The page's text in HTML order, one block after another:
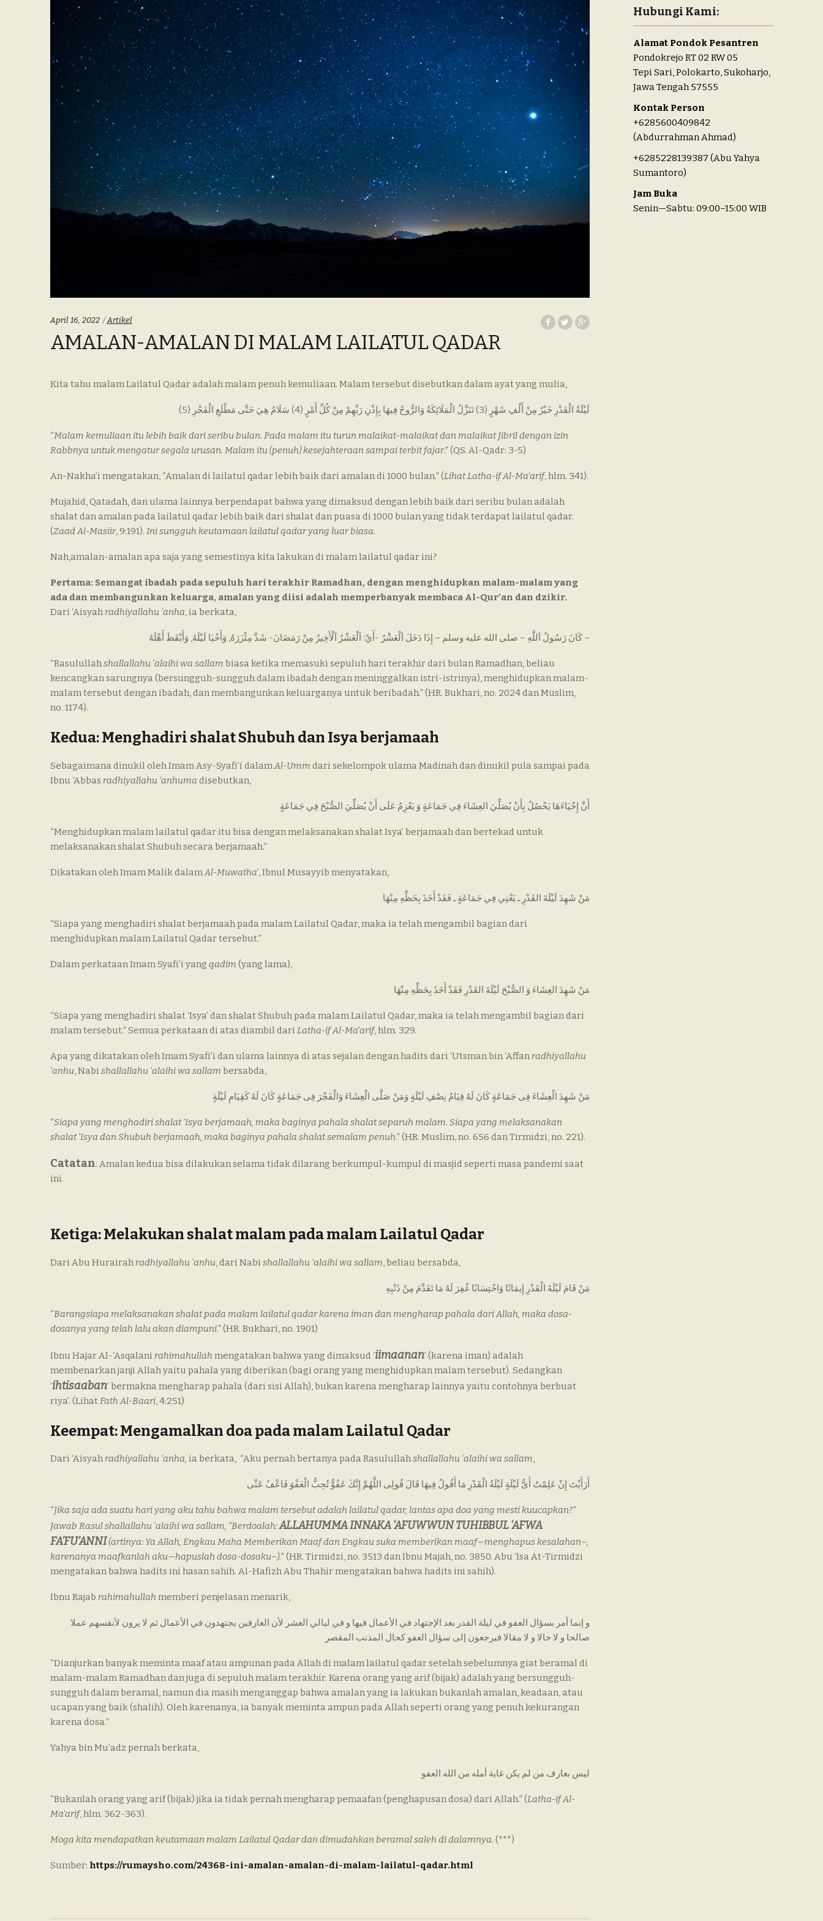
April 16, 2022 Categories:
Artikel
AMALAN-AMALAN DI MALAM LAILATUL QADAR
Kita tahu malam Lailatul Qadar adalah malam penuh kemuliaan. Malam tersebut disebutkan dalam ayat yang mulia,
لَيْلَةُ الْقَدْرِ خَيْرٌ مِنْ أَلْفِ شَهْرٍ (3) تَنَزَّلُ الْمَلَائِكَةُ وَالرُّوحُ فِيهَا بِإِذْنِ رَبِّهِمْ مِنْ كُلِّ أَمْرٍ (4) سَلَامٌ هِيَ حَتَّى مَطْلَعِ الْفَجْرِ (5)
“Malam kemuliaan itu lebih baik dari seribu bulan. Pada malam itu turun malaikat-malaikat dan malaikat Jibril dengan izin
Rabbnya untuk mengatur segala urusan. Malam itu (penuh) kesejahteraan sampai terbit fajar.” (QS. Al-Qadr: 3-5)
An-Nakha’i mengatakan, “Amalan di lailatul qadar lebih baik dari amalan di 1000 bulan.” (Lihat Latha-if Al-Ma’arif, hlm. 341).
Mujahid, Qatadah, dan ulama lainnya berpendapat bahwa yang dimaksud dengan lebih baik dari seribu bulan adalah
shalat dan amalan pada lailatul qadar lebih baik dari shalat dan puasa di 1000 bulan yang tidak terdapat lailatul qadar.
(Zaad Al-Masiir, 9:191). Ini sungguh keutamaan lailatul qadar yang luar biasa.
Nah,amalan-amalan apa saja yang semestinya kita lakukan di malam lailatul qadar ini?
Pertama: Semangat ibadah pada sepuluh hari terakhir Ramadhan, dengan menghidupkan malam-malam yang
ada dan membangunkan keluarga, amalan yang diisi adalah memperbanyak membaca Al-Qur’an dan dzikir.
Dari ‘Aisyah radhiyallahu ‘anha, ia berkata,
كَانَ رَسُولُ اَللَّهِ – صلى الله عليه وسلم – إِذَا دَخَلَ اَلْعَشْرُ -أَيْ: اَلْعَشْرُ اَلْأَخِيرُ مِنْ رَمَضَانَ- شَدَّ مِئْزَرَهُ, وَأَحْيَا لَيْلَهُ, وَأَيْقَظَ أَهْلَهُ –
“Rasulullahshallallahu ‘alaihi wa sallam biasa ketika memasuki sepuluh hari terakhir dari bulan Ramadhan, beliau
kencangkan sarungnya (bersungguh-sungguh dalam ibadah dengan meninggalkan istri-istrinya), menghidupkan malam-
malam tersebut dengan ibadah, dan membangunkan keluarganya untuk beribadah.” (HR. Bukhari, no. 2024 dan Muslim,
no. 1174).
Kedua: Menghadiri shalat Shubuh dan Isya berjamaah
Sebagaimana dinukil oleh Imam Asy-Syafi’i dalamAl-Umm dari sekelompok ulama Madinah dan dinukil pula sampai pada
Ibnu ‘Abbas radhiyallahu ‘anhuma disebutkan,
أَنَّ إِحْيَاءَهَا يَحْصُلُ بِأَنْ يُصَلِّيَ العِشَاءَ فِي جَمَاعَةٍ وَ يَعْزِمُ عَلَى أَنْ يُصَلِّيَ الصُّبْحَ فِي جَمَاعَةٍ
“Menghidupkan malam lailatul qadar itu bisa dengan melaksanakan shalat Isya’ berjamaah dan bertekad untuk
melaksanakan shalat Shubuh secara berjamaah.”
Dikatakan oleh Imam Malik dalamAl-Muwatha’, Ibnul Musayyib menyatakan,
مَنْ شَهِدَ لَيْلَةَ القَدْرِ ـ يَعْنِي فِي جَمَاعَةٍ ـ فَقَدْ أَخَذَ بِحَظِّهِ مِنْهَا
“Siapa yang menghadiri shalat berjamaah pada malam Lailatul Qadar, maka ia telah mengambil bagian dari
menghidupkan malam Lailatul Qadar tersebut.”
Dalam perkataan Imam Syafi’i yang qadim (yang lama),
مَنْ شَهِدَ العِشَاءَ وَ الصُّبْحَ لَيْلَةَ القَدْرِ فَقَدْ أَخَذَ بِحَظِّهِ مِنْهَا
“Siapa yang menghadiri shalat ‘Isya’ dan shalat Shubuh pada malam Lailatul Qadar, maka ia telah mengambil bagian dari
malam tersebut.” Semua perkataan di atas diambil dari Latha-if Al-Ma’arif, hlm. 329.
Apa yang dikatakan oleh Imam Syafi’i dan ulama lainnya di atas sejalan dengan hadits dari ‘Utsman bin ‘Affan radhiyallahu
‘anhu, Nabi shallallahu ‘alaihi wa sallam bersabda,
مَنْ شَهِدَ الْعِشَاءَ فِى جَمَاعَةٍ كَانَ لَهُ قِيَامُ نِصْفِ لَيْلَةٍ وَمَنْ صَلَّى الْعِشَاءَ وَالْفَجْرَ فِى جَمَاعَةٍ كَانَ لَهُ كَقِيَامِ لَيْلَةٍ
“Siapa yang menghadiri shalat ‘Isya berjamaah, maka baginya pahala shalat separuh malam. Siapa yang melaksanakan
shalat ‘Isya dan Shubuh berjamaah, maka baginya pahala shalat semalam penuh.” (HR. Muslim, no. 656 dan Tirmidzi, no. 221).
Catatan: Amalan kedua bisa dilakukan selama tidak dilarang berkumpul-kumpul di masjid seperti masa pandemi saat
ini.
Ketiga: Melakukan shalat malam pada malam Lailatul Qadar
Dari Abu Hurairah radhiyallahu ‘anhu, dari Nabi shallallahu ‘alaihi wa sallam, beliau bersabda,
مَنْ قَامَ لَيْلَةَ الْقَدْرِ إِيمَانًا وَاحْتِسَابًا غُفِرَ لَهُ مَا تَقَدَّمَ مِنْ ذَنْبِهِ
“Barangsiapa melaksanakan shalat pada malam lailatul qadar karena iman dan mengharap pahala dari Allah, maka dosa-
dosanya yang telah lalu akan diampuni.” (HR. Bukhari, no. 1901)
Ibnu Hajar Al-‘Asqalani rahimahullah mengatakan bahwa yang dimaksud ‘iimaanan’ (karena iman) adalah
membenarkan janji Allah yaitu pahala yang diberikan (bagi orang yang menghidupkan malam tersebut). Sedangkan
‘ihtisaaban’ bermakna mengharap pahala (dari sisi Allah), bukan karena mengharap lainnya yaitu contohnya berbuat
riya’. (LihatFath Al-Baari, 4:251)
Keempat: Mengamalkan doa pada malam Lailatul Qadar
Dari ‘Aisyahradhiyallahu ‘anha, ia berkata, “Aku pernah bertanya pada Rasulullahshallallahu ‘alaihi wa sallam,
أَرَأَيْتَ إِنْ عَلِمْتُ أَىُّ لَيْلَةٍ لَيْلَةُ الْقَدْرِ مَا أَقُولُ فِيهَا قَالَ قُولِى اللَّهُمَّ إِنَّكَ عَفُوٌّ تُحِبُّ الْعَفْوَ فَاعْفُ عَنِّى
“Jika saja ada suatu hari yang aku tahu bahwa malam tersebut adalah lailatul qadar, lantas apa doa yang mesti kuucapkan?”
Jawab Rasul shallallahu ‘alaihi wa sallam, “Berdoalah:ALLAHUMMA INNAKA ‘AFUWWUN TUHIBBUL ‘AFWA
FA’FU’ANNI(artinya: Ya Allah, Engkau Maha Memberikan Maaf dan Engkau suka memberikan maaf—menghapus kesalahan–,
karenanya maafkanlah aku—hapuslah dosa-dosaku–).” (HR. Tirmidzi, no. 3513 dan Ibnu Majah, no. 3850. Abu ‘Isa At-Tirmidzi
mengatakan bahwa hadits ini hasan sahih. Al-Hafizh Abu Thahir mengatakan bahwa hadits ini sahih).
Ibnu Rajab rahimahullah memberi penjelasan menarik,
و إنما أمر بسؤال العفو في ليلة القدر بعد الإجتهاد في الأعمال فيها و في ليالي العشر لأن العارفين يجتهدون في الأعمال ثم لا يرون لأنفسهم عملا
صالحا و لا حالا و لا مقالا فيرجعون إلى سؤال العفو كحال المذنب المقصر
“Dianjurkan banyak meminta maaf atau ampunan pada Allah di malam lailatul qadar setelah sebelumnya giat beramal di
malam-malam Ramadhan dan juga di sepuluh malam terakhir. Karena orang yang arif (bijak) adalah yang bersungguh-
sungguh dalam beramal, namun dia masih menganggap bahwa amalan yang ia lakukan bukanlah amalan, keadaan, atau
ucapan yang baik (shalih). Oleh karenanya, ia banyak meminta ampun pada Allah seperti orang yang penuh kekurangan
karena dosa.”
Yahya bin Mu’adz pernah berkata,
ليس بعارف من لم يكن غاية أمله من الله العفو
“Bukanlah orang yang arif (bijak) jika ia tidak pernah mengharap pemaafan (penghapusan dosa) dari Allah.” (Latha-if Al-
Ma’arif, hlm. 362-363).
Moga kita mendapatkan keutamaan malam Lailatul Qadar dan dimudahkan beramal saleh di dalamnya. (***)
Sumber: https://rumaysho.com/24368-ini-amalan-amalan-di-malam-lailatul-qadar.html
Hubungi Kami:
Alamat Pondok Pesantren
Pondokrejo RT 02 RW 05
Tepi Sari, Polokarto, Sukoharjo,
Jawa Tengah 57555
Kontak Person
+6285600409842
(Abdurrahman Ahmad)
+6285228139387 (Abu Yahya
Sumantoro)
Jam Buka
Senin—Sabtu: 09:00–15:00 WIB